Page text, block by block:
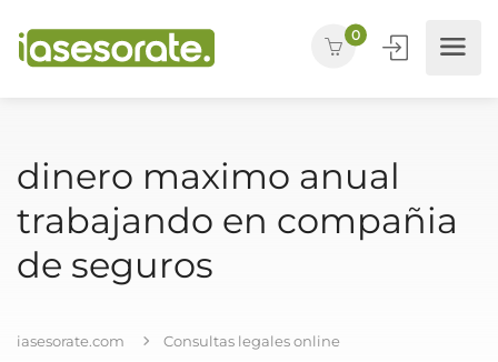
0
dinero maximo anual
trabajando en compañia
de seguros
iasesorate.com
Consultas legales online